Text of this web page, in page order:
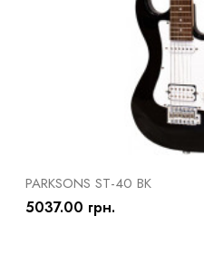
PARKSONS ST-40 BK
5037.00 грн.